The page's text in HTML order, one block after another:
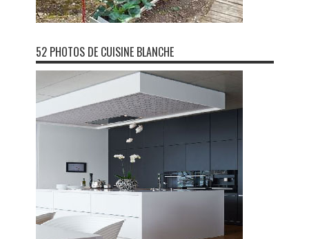
52 PHOTOS DE CUISINE BLANCHE